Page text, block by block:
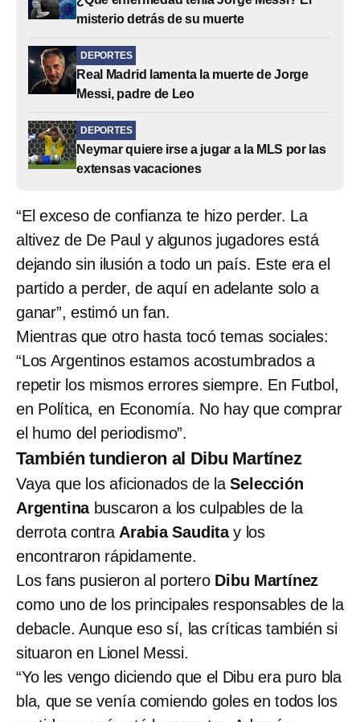
misterio detrás de su muerte
DEPORTES
Real Madrid lamenta la muerte de Jorge
Messi, padre de Leo
DEPORTES
Neymar quiere irse a jugar a la MLS por las
extensas vacaciones
“El exceso de confianza te hizo perder. La
altivez de De Paul y algunos jugadores está
dejando sin ilusión a todo un país. Este era el
partido a perder, de aquí en adelante solo a
ganar”, estimó un fan.
Mientras que otro hasta tocó temas sociales:
“Los Argentinos estamos acostumbrados a
repetir los mismos errores siempre. En Futbol,
en Política, en Economía. No hay que comprar
el humo del periodismo”.
También tundieron al Dibu Martínez
Vaya que los aficionados de laSelección
Argentinabuscaron a los culpables de la
derrota contra Arabia Sauditay los
encontraron rápidamente.
Los fans pusieron al portero Dibu Martínez
como uno de los principales responsables de la
debacle. Aunque eso sí, las críticas también si
situaron en Lionel Messi.
“Yo les vengo diciendo que el Dibu era puro bla
bla, que se venía comiendo goles en todos los